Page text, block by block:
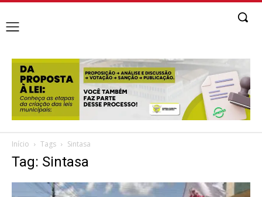
Início Tags Sintasa
Tag: Sintasa